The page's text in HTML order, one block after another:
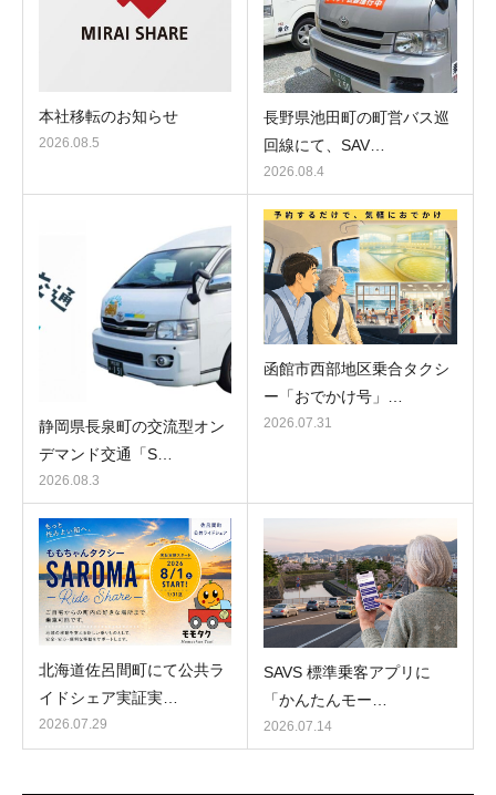
本社移転のお知らせ
2026.08.5
長野県池田町の町営バス巡
回線にて、SAV…
2026.08.4
静岡県長泉町の交流型オン
デマンド交通「S…
2026.08.3
函館市西部地区乗合タクシ
ー「おでかけ号」…
2026.07.31
北海道佐呂間町にて公共ラ
イドシェア実証実…
2026.07.29
SAVS 標準乗客アプリに
「かんたんモー…
2026.07.14